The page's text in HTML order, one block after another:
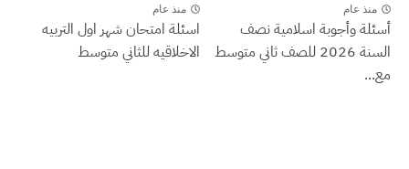
منذ عام
أسئلة وأجوبة اسلامية نصف
السنة 2026 للصف ثاني متوسط
مع...
منذ عام
اسئلة امتحان شهر اول التربيه
الاخلاقيه للثاني متوسط